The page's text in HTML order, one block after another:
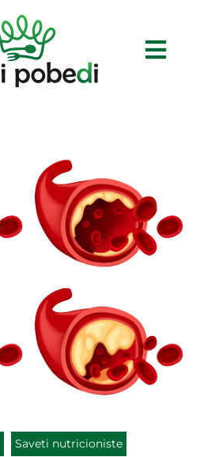
Saveti nutricioniste